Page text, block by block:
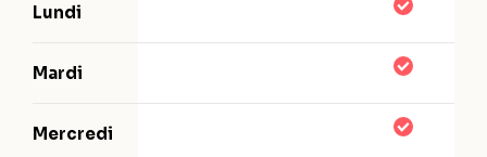
Lundi
Mardi
Mercredi